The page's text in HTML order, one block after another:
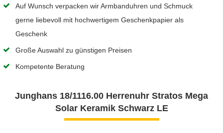
Auf Wunsch verpacken wir Armbanduhren und Schmuck
gerne liebevoll mit hochwertigem Geschenkpapier als
Geschenk
Große Auswahl zu günstigen Preisen
Kompetente Beratung
Junghans 18/1116.00 Herrenuhr Stratos Mega
Solar Keramik Schwarz LE